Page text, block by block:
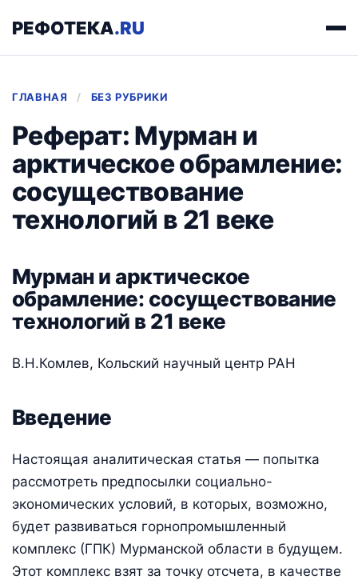
РЕФОТЕКА.RU
ГЛАВНАЯ / БЕЗ РУБРИКИ
Реферат: Мурман и
арктическое обрамление:
cосуществование
технологий в 21 веке
Мурман и арктическое
обрамление: cосуществование
технологий в 21 веке
В.Н.Комлев, Кольский научный центр РАН
Введение
Настоящая аналитическая статья — попытка
рассмотреть предпосылки социально-
экономических условий, в которых, возможно,
будет развиваться горнопромышленный
комплекс (ГПК) Мурманской области в будущем.
Этот комплекс взят за точку отсчета, в качестве